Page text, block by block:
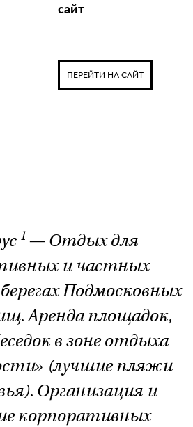
сайт
ПЕРЕЙТИ НА САЙТ
1 — Отдых для
и частных
Подмосковных
Аренда площадок,
в зоне отдыха
(лучшие пляжи
Организация и
корпоративных